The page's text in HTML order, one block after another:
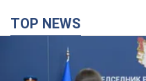
TOP NEWS